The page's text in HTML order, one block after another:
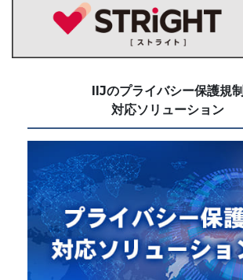
IIJのプライバシー保護規制
対応ソリューション